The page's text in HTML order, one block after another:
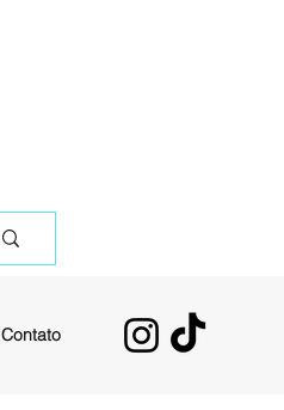
Contato